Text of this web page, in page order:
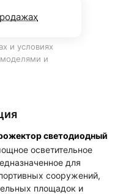
и условиях
моделями и
светодиодный
осветительное
для
сооружений,
площадок и